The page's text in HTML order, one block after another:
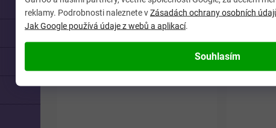
reklamy. Podrobnosti naleznete vZásadách ochrany osobních
Jak Google používá údaje z webů a aplikací.
Souhlasím
část zdobí motiv oblíbené
myšky...
proužky,
myšky...